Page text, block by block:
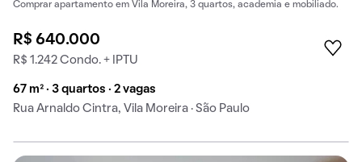
Comprar apartamento em Vila Moreira, 3 quartos, academia e mobiliado.
R$ 640.000
R$ 1.242 Condo. + IPTU
67 m² · 3 quartos · 2 vagas
Rua Arnaldo Cintra, Vila Moreira · São Paulo